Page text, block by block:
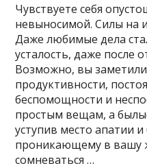
Чувствуете себя
невыносимой. Силы на
Даже любимые дела
усталость, даже после
Возможно, вы
продуктивности,
беспомощности и
простым вещам, а
уступив место апатии
проникающему в вашу
сомневаться …